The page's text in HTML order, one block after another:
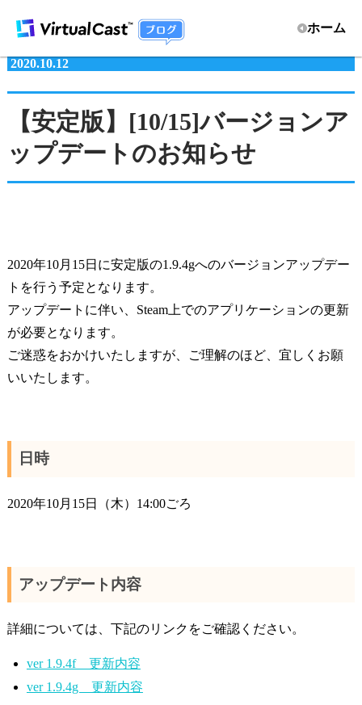
ホーム
2020.10.12
【安定版】[10/15]バージョンア
ップデートのお知らせ
2020年10月15日に安定版の1.9.4gへのバージョンアップデー
トを行う予定となります。
アップデートに伴い、Steam上でのアプリケーションの更新
が必要となります。
ご迷惑をおかけいたしますが、ご理解のほど、宜しくお願
いいたします。
日時
2020年10月15日（木）14:00ごろ
アップデート内容
詳細については、下記のリンクをご確認ください。
ver 1.9.4f 更新内容
ver 1.9.4g 更新内容